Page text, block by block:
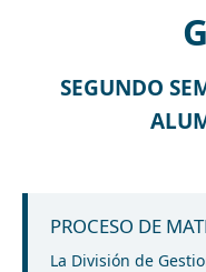
SEGUNDO
PROCESO DE
La División de